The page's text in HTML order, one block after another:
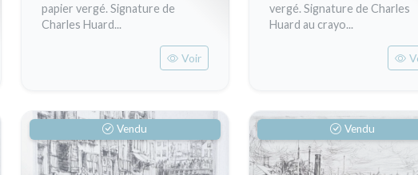
papier vergé. Signature de
Charles Huard...
Voir
vergé. Signature de Charles
Huard au crayo...
Vendu Vendu